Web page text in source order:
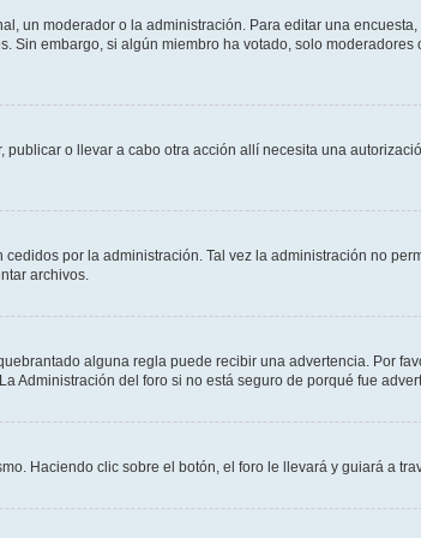
un moderador o la administración. Para editar una
embargo, si algún miembro ha votado, solo
o llevar a cabo otra acción allí necesita una
por la administración. Tal vez la administración no
archivos.
alguna regla puede recibir una advertencia. Por
Administración del foro si no está seguro de porqué fue
Haciendo clic sobre el botón, el foro le llevará y guiará a